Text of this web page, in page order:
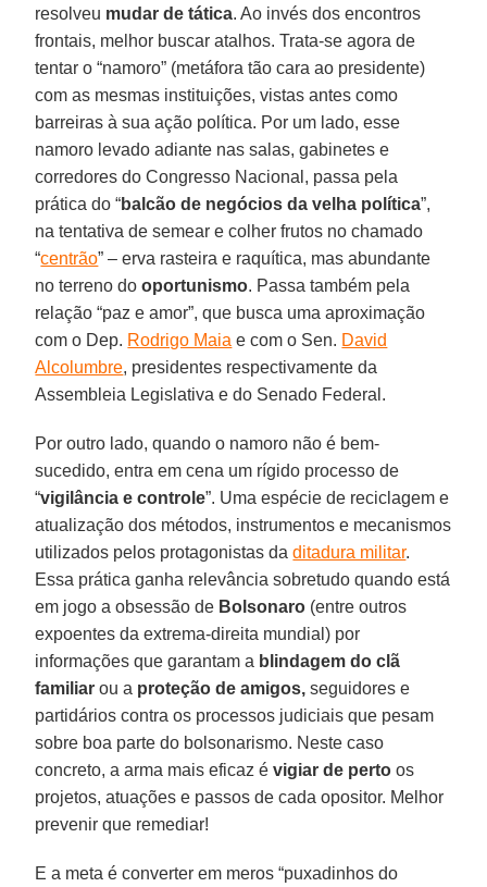
resolveu mudar de tática. Ao invés dos encontros
frontais, melhor buscar atalhos. Trata-se agora de
tentar o “namoro” (metáfora tão cara ao presidente)
com as mesmas instituições, vistas antes como
barreiras à sua ação política. Por um lado, esse
namoro levado adiante nas salas, gabinetes e
corredores do Congresso Nacional, passa pela
prática do “balcão de negócios da velha política”,
na tentativa de semear e colher frutos no chamado
“centrão” – erva rasteira e raquítica, mas abundante
no terreno dooportunismo. Passa também pela
relação “paz e amor”, que busca uma aproximação
com o Dep. Rodrigo Maia e com o Sen. David
Alcolumbre, presidentes respectivamente da
Assembleia Legislativa e do Senado Federal.
Por outro lado, quando o namoro não é bem-
sucedido, entra em cena um rígido processo de
“vigilância e controle”. Uma espécie de reciclagem e
atualização dos métodos, instrumentos e mecanismos
utilizados pelos protagonistas daditadura militar.
Essa prática ganha relevância sobretudo quando está
em jogo a obsessão de Bolsonaro (entre outros
expoentes da extrema-direita mundial) por
informações que garantam a blindagem do clã
familiar ou a proteção de amigos, seguidores e
partidários contra os processos judiciais que pesam
sobre boa parte do bolsonarismo. Neste caso
concreto, a arma mais eficaz é vigiar de perto os
projetos, atuações e passos de cada opositor. Melhor
prevenir que remediar!
E a meta é converter em meros “puxadinhos do